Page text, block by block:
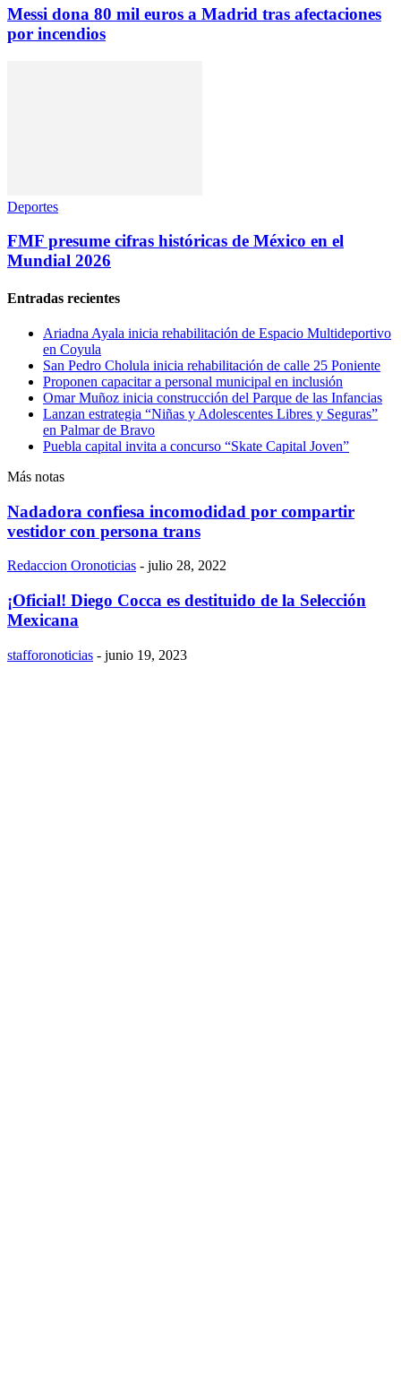
Messi dona 80 mil euros a Madrid tras afectaciones
por incendios
Deportes
FMF presume cifras históricas de México en el
Mundial 2026
Entradas recientes
Ariadna Ayala inicia rehabilitación de Espacio Multideportivo
en Coyula
San Pedro Cholula inicia rehabilitación de calle 25 Poniente
Proponen capacitar a personal municipal en inclusión
Omar Muñoz inicia construcción del Parque de las Infancias
Lanzan estrategia “Niñas y Adolescentes Libres y Seguras”
en Palmar de Bravo
Puebla capital invita a concurso “Skate Capital Joven”
Más notas
Nadadora confiesa incomodidad por compartir
vestidor con persona trans
Redaccion Oronoticias - julio 28, 2022
¡Oficial! Diego Cocca es destituido de la Selección
Mexicana
stafforonoticias - junio 19, 2023